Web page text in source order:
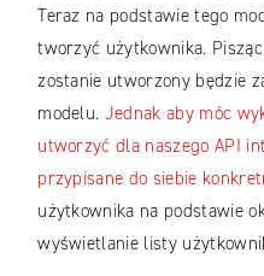
Teraz na podstawie tego
tworzyć użytkownika.
zostanie utworzony będzie
modelu. Jednak aby móc
utworzyć dla naszego API
przypisane do siebie
użytkownika na podstawie
wyświetlanie listy